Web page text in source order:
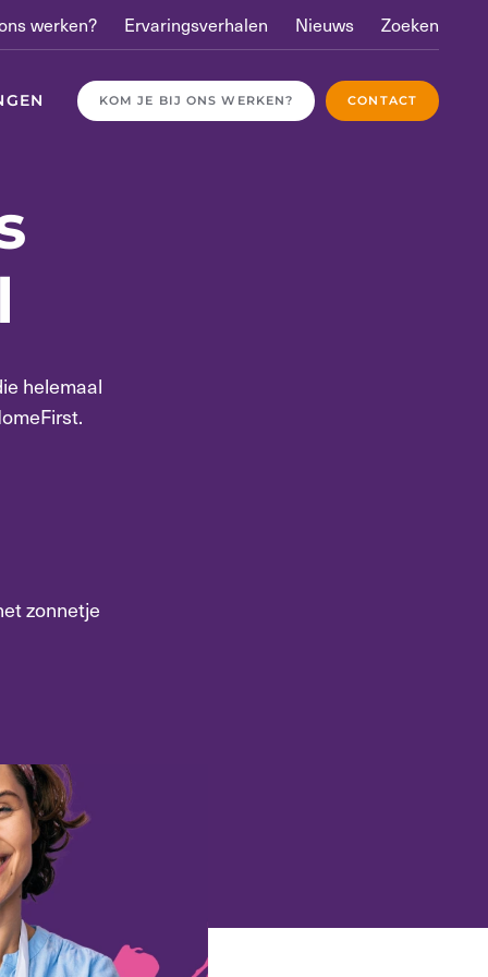
werken? Ervaringsverhalen Nieuws Zoeken
KOM JE BIJ ONS WERKEN? CONTACT
helemaal
zonnetje